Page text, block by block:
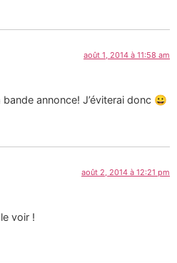
août 1, 2014 à 11:58 am
bande annonce! J’éviterai donc 😀
août 2, 2014 à 12:21 pm
voir !